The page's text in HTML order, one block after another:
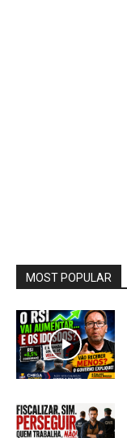
MOST POPULAR